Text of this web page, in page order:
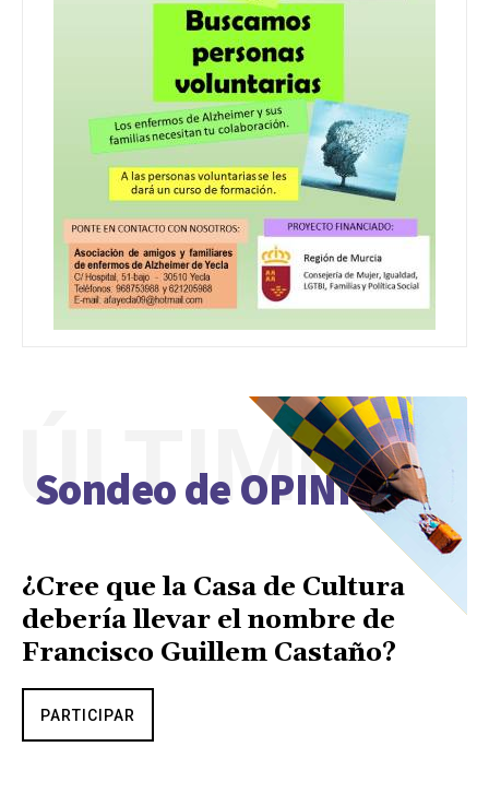
Sondeo de OPINIÓN
ÚLTIMO
¿Cree que la Casa de Cultura
debería llevar el nombre de
Francisco Guillem Castaño?
PARTICIPAR